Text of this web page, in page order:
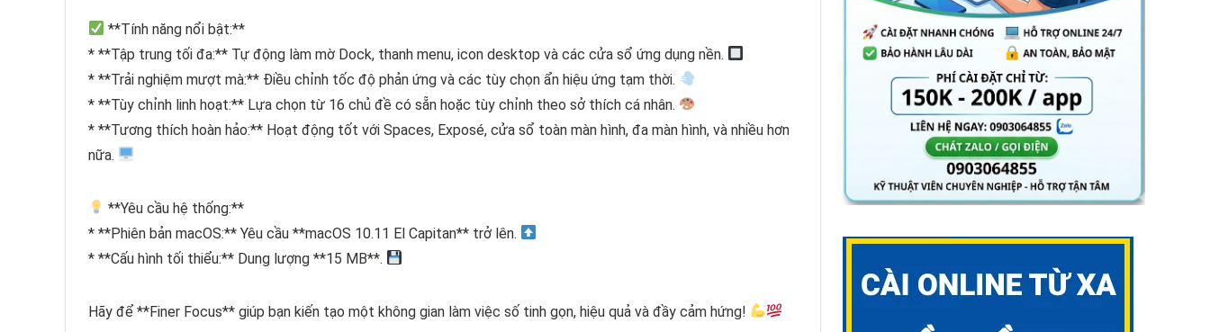
**Tính năng nổi bật:**
* **Tập trung tối đa:** Tự động làm mờ Dock, thanh menu, icon desktop và các cửa sổ ứng dụng nền.
* **Trải nghiệm mượt mà:** Điều chỉnh tốc độ phản ứng và các tùy chọn ẩn hiệu ứng tạm thời.
* **Tùy chỉnh linh hoạt:** Lựa chọn từ 16 chủ đề có sẵn hoặc tùy chỉnh theo sở thích cá nhân.
* **Tương thích hoàn hảo:** Hoạt động tốt với Spaces, Exposé, cửa sổ toàn màn hình, đa màn hình, và nhiều hơn
nữa.
**Yêu cầu hệ thống:**
* **Phiên bản macOS:** Yêu cầu **macOS 10.11 El Capitan** trở lên.
* **Cấu hình tối thiểu:** Dung lượng **15 MB**.
Hãy để **Finer Focus** giúp bạn kiến tạo một không gian làm việc số tinh gọn, hiệu quả và đầy cảm hứng!